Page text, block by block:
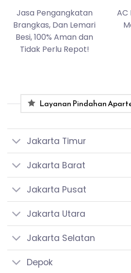
Jasa Pengangkatan
Brangkas, Dan Lemari
Besi, 100% Aman dan
Tidak Perlu Repot!
AC
Layanan Pindahan
Jakarta Timur
Jakarta Barat
Jakarta Pusat
Jakarta Utara
Jakarta Selatan
Depok